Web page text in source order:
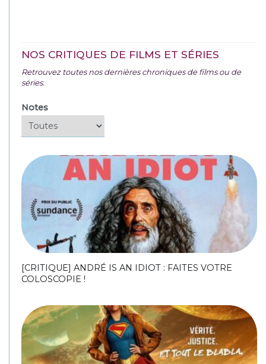
NOS CRITIQUES DE FILMS ET SÉRIES
Retrouvez toutes nos dernières chroniques de films ou de
séries.
Notes
[CRITIQUE] ANDRÉ IS AN IDIOT : FAITES VOTRE
COLOSCOPIE !